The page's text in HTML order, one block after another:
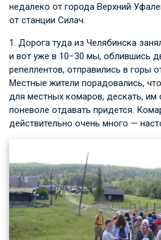
недалеко от города Верхний
от станции Силач.
1. Дорога туда из Челябинска
и вот уже в 10−30 мы, облившись
репеллентов, отправились в горы
Местные жители порадовались,
для местных комаров, дескать, им
поневоле отдавать придется.
действительно очень много —